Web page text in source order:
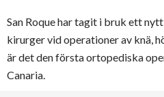
San Roque har tagit i bruk ett
kirurger vid operationer av knä,
är det den första ortopediska
Canaria.